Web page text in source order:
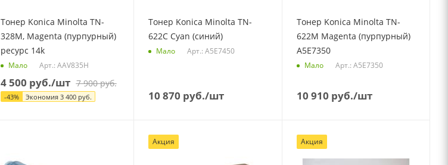
Тонер Konica Minolta TN-
328M, Magenta (пурпурный)
ресурс 14k
Мало Арт.: AAV835H
4 500 руб./шт 7 900руб.
-43% Экономия 3 400руб.
Тонер Konica Minolta TN-
622C Cyan (синий)
Мало Арт.: A5E7450
10 870 руб./шт
Тонер Konica Minolta TN-
622M Magenta (пурпурный)
A5E7350
Мало Арт.: A5E7350
10 910 руб./шт
Акция Акция